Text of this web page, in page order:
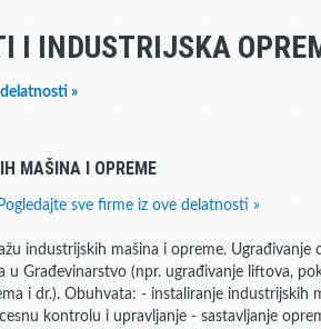
I INDUSTRIJSKA
»
MAŠINA I OPREME
Pogledajte sve firme iz ove delatnosti »
industrijskih mašina i opreme. Ugrađivanje
u Građevinarstvo (npr. ugrađivanje liftova,
i dr.). Obuhvata: - instaliranje industrijskih
kontrolu i upravljanje - sastavljanje